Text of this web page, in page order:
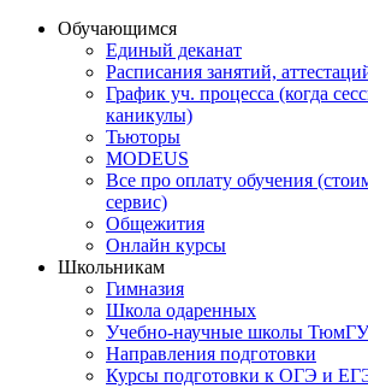
Обучающимся
Единый деканат
Расписания занятий,
График уч. процесса (когда
каникулы)
Тьюторы
MODEUS
Все про оплату обучения
сервис)
Общежития
Онлайн курсы
Школьникам
Гимназия
Школа одаренных
Учебно-научные школы ТюмГУ
Направления подготовки
Курсы подготовки к ОГЭ и